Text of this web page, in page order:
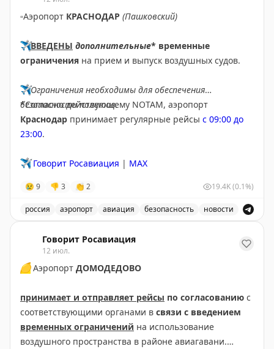
▫️Аэропорт КРАСНОДАР (Пашковский)
✈️ВВЕДЕНЫ дополнительные* временные
ограничения на прием и выпуск воздушных судов.
✈️Ограничения необходимы для обеспечения
безопасности полетов.
*Согласно действующему NOTAM, аэропорт
Краснодар принимает регулярные рейсы с 09:00 до
23:00.
✈️ Говорит Росавиация | MAX
😢 9 👎 3 👏 2 19.4K(0.1%)
россия аэропорт авиация безопасность новости
Говорит Росавиация
12 июл.
🟡Аэропорт ДОМОДЕДОВО
принимает и отправляет рейсы по согласованию с
соответствующими органами в связи с введением
временных ограничений на использование
воздушного пространства в районе авиагавани.